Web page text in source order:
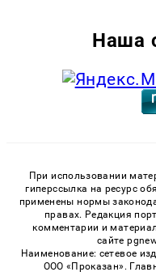
Наша
При использовании
гиперссылка на ресурс
применены нормы
правах. Редакция
комментарии и
сайте
Наименование: сетевое
ООО «Проказан».